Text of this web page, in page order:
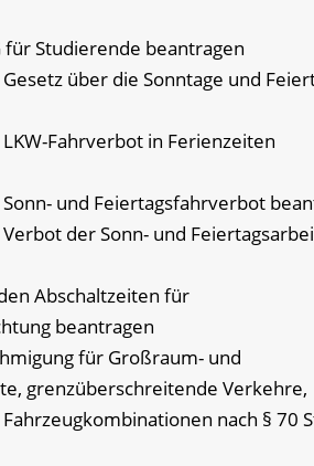
für Studierende beantragen
über die Sonntage und
Fahrverbot in Ferienzeiten
und Feiertagsfahrverbot
der Sonn- und
Abschaltzeiten für
beantragen
für Großraum- und
grenzüberschreitende Verkehre,
nach § 70